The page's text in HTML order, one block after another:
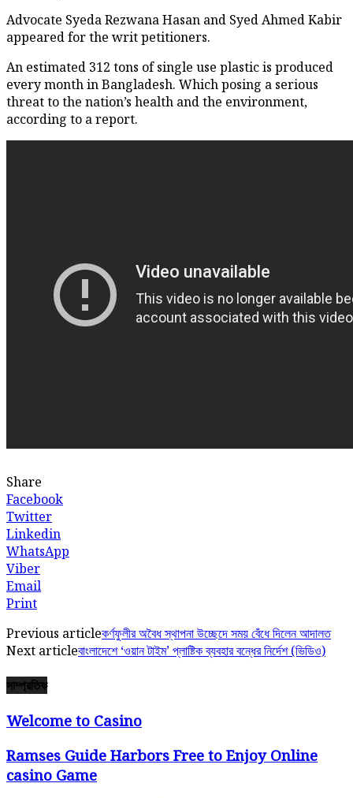
Advocate Syeda Rezwana Hasan and Syed Ahmed Kabir
appeared for the writ petitioners.
An estimated 312 tons of single use plastic is produced
every month in Bangladesh. Which posing a serious
threat to the nation’s health and the environment,
according to a report.
Share
Facebook
Twitter
Linkedin
WhatsApp
Viber
Email
Print
Previous articleকর্ণফুলীর অবৈধ স্থাপনা উচ্ছেদে সময় বেঁধে দিলেন আদালত
Next articleবাংলাদেশে ‘ওয়ান টাইম’ প্লাষ্টিক ব্যবহার বন্ধের নির্দেশ (ভিডিও)
সাম্প্রতিক
Welcome to Casino
Ramses Guide Harbors Free to Enjoy Online
casino Game